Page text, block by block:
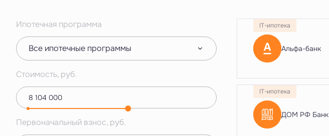
Ипотечная программа
Все ипотечные программы
Стоимость, руб.
Первоначальный взнос, руб.
Альфа-банк
IT-ипотека
ДОМ РФ Банк
IT-ипотека